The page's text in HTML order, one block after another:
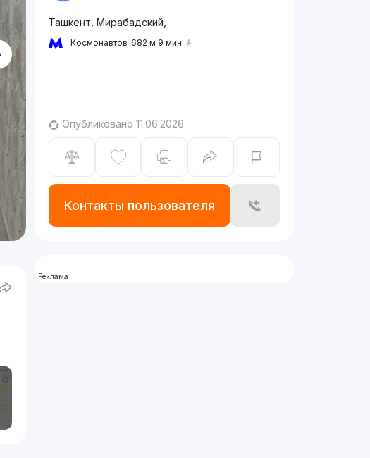
Ташкент, Мирабадский,
Космонавтов 682 м 9 мин
Опубликовано 11.06.2026
Контакты пользователя
Реклама